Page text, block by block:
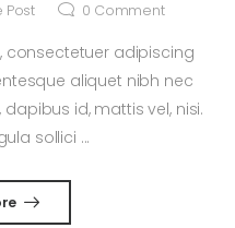
Post 0 Comment
consectetuer adipiscing
aliquet nibh nec
dapibus id, mattis vel, nisi.
sollici ...